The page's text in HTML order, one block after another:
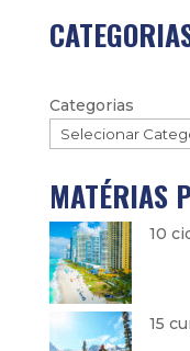
Categorias
MATÉRIAS
10
15